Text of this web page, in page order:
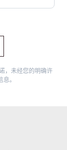
，未经您的明确许
。